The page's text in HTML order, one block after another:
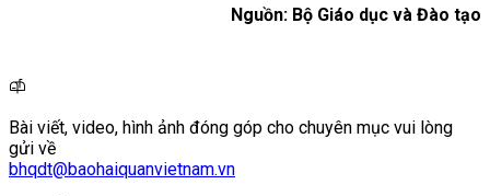
Nguồn: Bộ Giáo dục và Đào tạo
Bài viết, video, hình ảnh đóng góp cho chuyên mục vui lòng
gửi về
bhqdt@baohaiquanvietnam.vn